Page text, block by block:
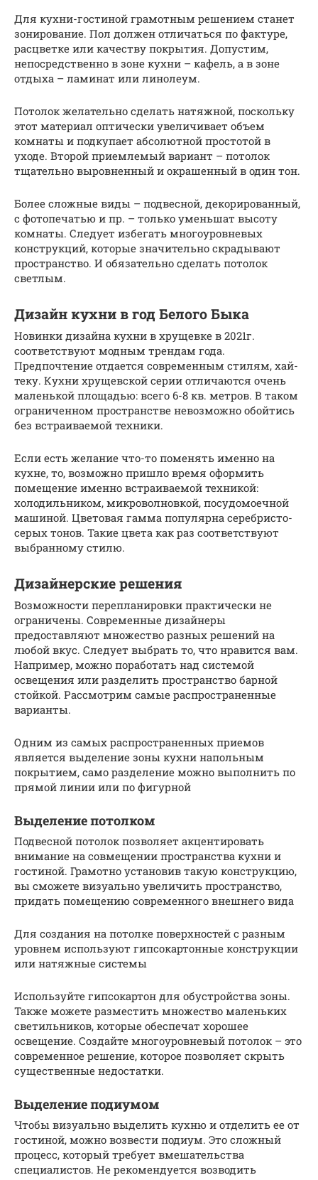
Для кухни-гостиной грамотным решением станет
зонирование. Пол должен отличаться по фактуре,
расцветке или качеству покрытия. Допустим,
непосредственно в зоне кухни – кафель, а в зоне
отдыха – ламинат или линолеум.
Потолок желательно сделать натяжной, поскольку
этот материал оптически увеличивает объем
комнаты и подкупает абсолютной простотой в
уходе. Второй приемлемый вариант – потолок
тщательно выровненный и окрашенный в один тон.
Более сложные виды – подвесной, декорированный,
с фотопечатью и пр. – только уменьшат высоту
комнаты. Следует избегать многоуровневых
конструкций, которые значительно скрадывают
пространство. И обязательно сделать потолок
светлым.
Дизайн кухни в год Белого Быка
Новинки дизайна кухни в хрущевке в 2021г.
соответствуют модным трендам года.
Предпочтение отдается современным стилям, хай-
теку. Кухни хрущевской серии отличаются очень
маленькой площадью: всего 6-8 кв. метров. В таком
ограниченном пространстве невозможно обойтись
без встраиваемой техники.
Если есть желание что-то поменять именно на
кухне, то, возможно пришло время оформить
помещение именно встраиваемой техникой:
холодильником, микроволновкой, посудомоечной
машиной. Цветовая гамма популярна серебристо-
серых тонов. Такие цвета как раз соответствуют
выбранному стилю.
Дизайнерские решения
Возможности перепланировки практически не
ограничены. Современные дизайнеры
предоставляют множество разных решений на
любой вкус. Следует выбрать то, что нравится вам.
Например, можно поработать над системой
освещения или разделить пространство барной
стойкой. Рассмотрим самые распространенные
варианты.
Одним из самых распространенных приемов
является выделение зоны кухни напольным
покрытием, само разделение можно выполнить по
прямой линии или по фигурной
Выделение потолком
Подвесной потолок позволяет акцентировать
внимание на совмещении пространства кухни и
гостиной. Грамотно установив такую конструкцию,
вы сможете визуально увеличить пространство,
придать помещению современного внешнего вида
Для создания на потолке поверхностей с разным
уровнем используют гипсокартонные конструкции
или натяжные системы
Используйте гипсокартон для обустройства зоны.
Также можете разместить множество маленьких
светильников, которые обеспечат хорошее
освещение. Создайте многоуровневый потолок – это
современное решение, которое позволяет скрыть
существенные недостатки.
Выделение подиумом
Чтобы визуально выделить кухню и отделить ее от
гостиной, можно возвести подиум. Это сложный
процесс, который требует вмешательства
специалистов. Не рекомендуется возводить